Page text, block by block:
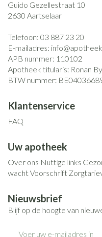
Guido Gezellestraat 10
2630 Aartselaar
Telefoon: 03 887 23 20
E-mailadres: info@
APB nummer: 110102
Apotheek titularis: Ronan
BTW nummer:
Klantenservice
FAQ
Uw apotheek
Over ons Nuttige links
wachtVoorschrift
Nieuwsbrief
Blijf op de hoogte van